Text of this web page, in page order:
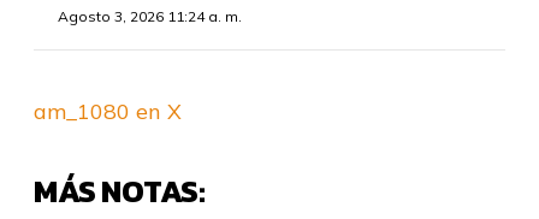
Agosto 3, 2026 11:24 a. m.
am_1080 en X
MÁS NOTAS: